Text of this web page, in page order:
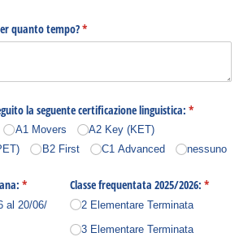
quanto tempo?*
(richiesto)
la seguente certificazione linguistica: *
(richiesto)
A1 Movers
A2 Key (KET)
B2 First C1 Advanced nessuno
*
(richiesto)
al 20/​06/​
Classe frequentata 2025/​2026: *
(richiesto)
2 Elementare Terminata
3 Elementare Terminata